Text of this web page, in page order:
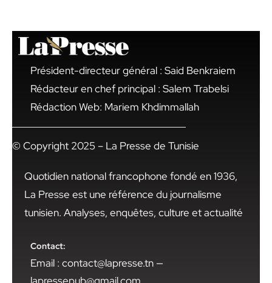
Président-directeur général : Said Benkraiem
Rédacteur en chef principal : Salem Trabelsi
Rédaction Web: Mariem Khdimmallah
© Copyright 2025 – La Presse de Tunisie
Quotidien national francophone fondé en 1936,
La Presse est une référence du journalisme
tunisien. Analyses, enquêtes, culture et actualité
Contact:
Email : contact@lapresse.tn —